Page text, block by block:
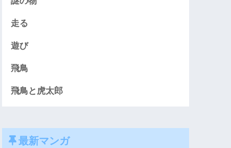
走る
遊び
飛鳥
飛鳥と虎太郎
最新マンガ